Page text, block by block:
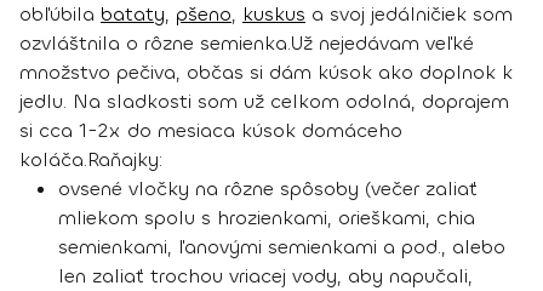
obľúbila bataty, pšeno, kuskus a svoj jedálničiek som
ozvláštnila o rôzne semienka.Už nejedávam veľké
množstvo pečiva, občas si dám kúsok ako doplnok k
jedlu. Na sladkosti som už celkom odolná, doprajem
si cca 1-2x do mesiaca kúsok domáceho
koláča.Raňajky:
ovsené vločky na rôzne spôsoby (večer zaliať
mliekom spolu s hrozienkami, orieškami, chia
semienkami, ľanovými semienkami a pod., alebo
len zaliať trochou vriacej vody, aby napučali,